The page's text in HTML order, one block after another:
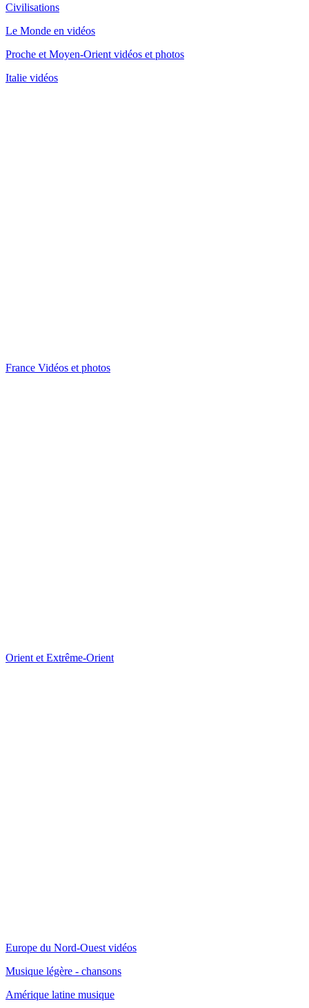
Civilisations
Le Monde en vidéos
Proche et Moyen-Orient vidéos et photos
Italie vidéos
France Vidéos et photos
Orient et Extrême-Orient
Europe du Nord-Ouest vidéos
Musique légère - chansons
Amérique latine musique